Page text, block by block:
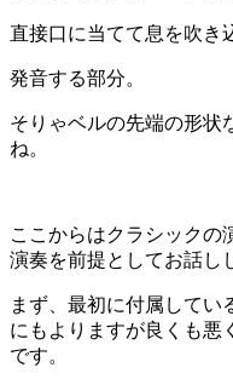
直接口に当てて息を吹き
発音する部分。
そりゃベルの先端の形状
ね。
ここからはクラシックの
演奏を前提としてお話し
まず、最初に付属してい
にもよりますが良くも悪
です。